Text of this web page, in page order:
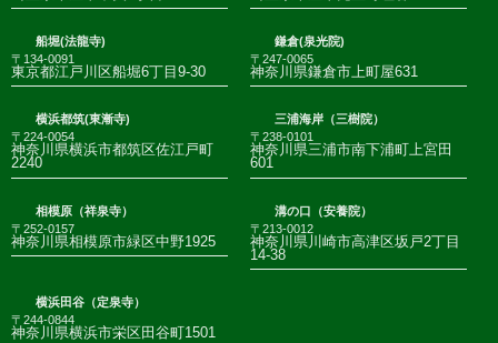
船堀(法龍寺)
〒134-0091
東京都江戸川区船堀6丁目9-30
鎌倉(泉光院)
〒247-0065
神奈川県鎌倉市上町屋631
横浜都筑(東漸寺)
〒224-0054
神奈川県横浜市都筑区佐江戸町
2240
三浦海岸（三樹院）
〒238-0101
神奈川県三浦市南下浦町上宮田
601
相模原（祥泉寺）
〒252-0157
神奈川県相模原市緑区中野1925
溝の口（安養院）
〒213-0012
神奈川県川崎市高津区坂戸2丁目
14-38
横浜田谷（定泉寺）
〒244-0844
神奈川県横浜市栄区田谷町1501